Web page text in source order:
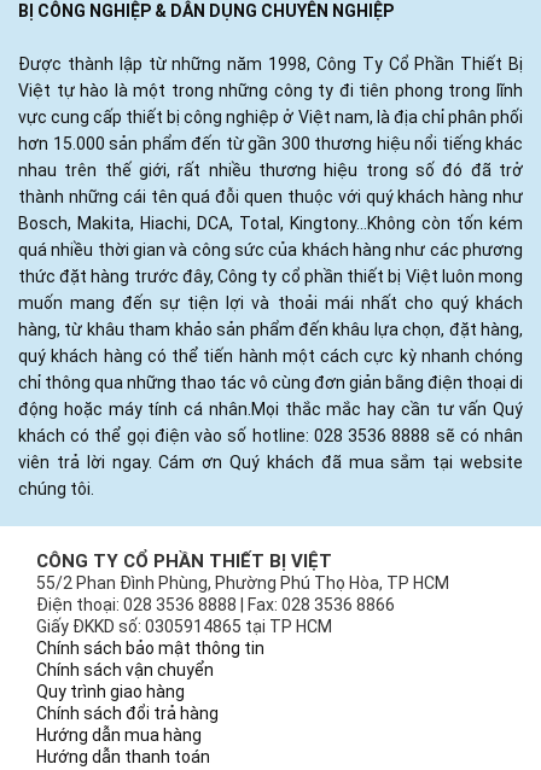
BỊ CÔNG NGHIỆP & DÂN DỤNG CHUYÊN NGHIỆP
Được thành lập từ những năm 1998, Công Ty Cổ Phần Thiết Bị
Việt tự hào là một trong những công ty đi tiên phong trong lĩnh
vực cung cấp thiết bị công nghiệp ở Việt nam, là địa chỉ phân phối
hơn 15.000 sản phẩm đến từ gần 300 thương hiệu nổi tiếng khác
nhau trên thế giới, rất nhiều thương hiệu trong số đó đã trở
thành những cái tên quá đỗi quen thuộc với quý khách hàng như
Bosch, Makita, Hiachi, DCA, Total, Kingtony...Không còn tốn kém
quá nhiều thời gian và công sức của khách hàng như các phương
thức đặt hàng trước đây, Công ty cổ phần thiết bị Việt luôn mong
muốn mang đến sự tiện lợi và thoải mái nhất cho quý khách
hàng, từ khâu tham khảo sản phẩm đến khâu lựa chọn, đặt hàng,
quý khách hàng có thể tiến hành một cách cực kỳ nhanh chóng
chỉ thông qua những thao tác vô cùng đơn giản bằng điện thoại di
động hoặc máy tính cá nhân.Mọi thắc mắc hay cần tư vấn Quý
khách có thể gọi điện vào số hotline: 028 3536 8888 sẽ có nhân
viên trả lời ngay. Cám ơn Quý khách đã mua sắm tại website
chúng tôi.
CÔNG TY CỔ PHẦN THIẾT BỊ VIỆT
55/2 Phan Đình Phùng, Phường Phú Thọ Hòa, TP HCM
Điện thoại: 028 3536 8888 | Fax: 028 3536 8866
Giấy ĐKKD số: 0305914865 tại TP HCM
Chính sách bảo mật thông tin
Chính sách vận chuyển
Quy trình giao hàng
Chính sách đổi trả hàng
Hướng dẫn mua hàng
Hướng dẫn thanh toán